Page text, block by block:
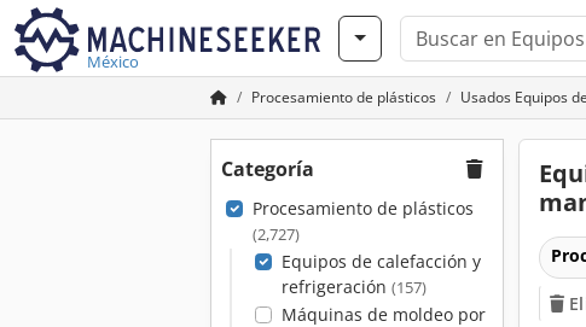
México
Procesamiento de plásticos Usados Equipos
Categoría
Procesamiento de plásticos
(2,727)
Equipos de calefacción y
refrigeración (157)
Máquinas de moldeo por